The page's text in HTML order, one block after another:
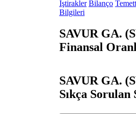
İştirakler Bilanço
Bilgileri
SAVUR GA.
Finansal
SAVUR GA.
Sıkça